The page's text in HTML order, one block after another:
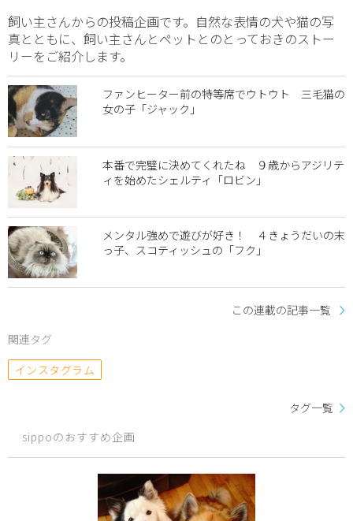
飼い主さんからの投稿企画です。自然な表情の犬や猫の写
真とともに、飼い主さんとペットとのとっておきのストー
リーをご紹介します。
ファンヒーター前の特等席でウトウト 三毛猫の
女の子「ジャック」
本番で完璧に決めてくれたね ９歳からアジリテ
ィを始めたシェルティ「ロビン」
メンタル強めで遊びが好き！ ４きょうだいの末
っ子、スコティッシュの「フク」
この連載の記事一覧
関連タグ
インスタグラム
タグ一覧
sippoのおすすめ企画